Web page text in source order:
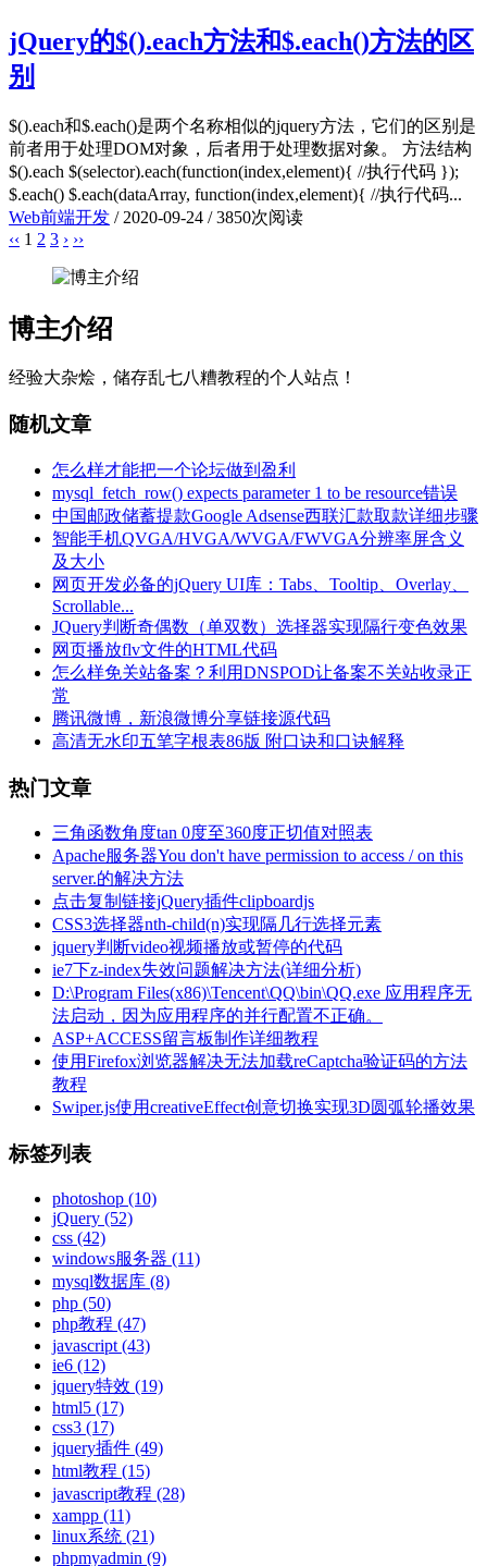
jQuery的$().each方法和$.each()方法的区
别
$().each和$.each()是两个名称相似的jquery方法，它们的区别是
前者用于处理DOM对象，后者用于处理数据对象。 方法结构
$().each $(selector).each(function(index,element){ //执行代码 });
$.each() $.each(dataArray, function(index,element){ //执行代码...
Web前端开发 / 2020-09-24 / 3850次阅读
‹‹ 1 2 3 › ››
博主介绍
经验大杂烩，储存乱七八糟教程的个人站点！
随机文章
怎么样才能把一个论坛做到盈利
mysql_fetch_row() expects parameter 1 to be resource错误
中国邮政储蓄提款Google Adsense西联汇款取款详细步骤
智能手机QVGA/HVGA/WVGA/FWVGA分辨率屏含义
及大小
网页开发必备的jQuery UI库：Tabs、Tooltip、Overlay、
Scrollable...
JQuery判断奇偶数（单双数）选择器实现隔行变色效果
网页播放flv文件的HTML代码
怎么样免关站备案？利用DNSPOD让备案不关站收录正
常
腾讯微博，新浪微博分享链接源代码
高清无水印五笔字根表86版 附口诀和口诀解释
热门文章
三角函数角度tan 0度至360度正切值对照表
Apache服务器You don't have permission to access / on this
server.的解决方法
点击复制链接jQuery插件clipboardjs
CSS3选择器nth-child(n)实现隔几行选择元素
jquery判断video视频播放或暂停的代码
ie7下z-index失效问题解决方法(详细分析)
D:\Program Files(x86)\Tencent\QQ\bin\QQ.exe 应用程序无
法启动，因为应用程序的并行配置不正确。
ASP+ACCESS留言板制作详细教程
使用Firefox浏览器解决无法加载reCaptcha验证码的方法
教程
Swiper.js使用creativeEffect创意切换实现3D圆弧轮播效果
标签列表
photoshop (10)
jQuery (52)
css (42)
windows服务器 (11)
mysql数据库 (8)
php (50)
php教程 (47)
javascript (43)
ie6 (12)
jquery特效 (19)
html5 (17)
css3 (17)
jquery插件 (49)
html教程 (15)
javascript教程 (28)
xampp (11)
linux系统 (21)
phpmyadmin (9)